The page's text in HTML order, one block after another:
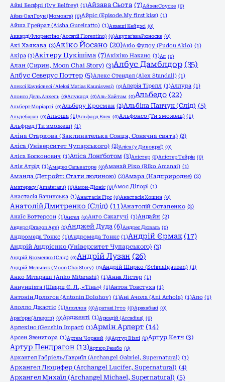
Айві Белфрі (Ivy Belfrey) (1)Айзава Сьота (7)Айзен Соуске (0)
Айнз Оал Гоун (Момонга) (0)Айріс (Episode.My first kiss) (1)
Айша Грейрат (Aisha Gureiratto) (1)Акааші Кейджі (0)
Аккарді Флорентіно (Accardi Florentino) (0)Акутаґава Рюноске (0)
Акі Хаякава (2)Акіко Йосано (20)Акіо Фудоу (Fudou Akio) (1)
Акіра (1)Акітеру Цукішіма (7)Акіхіко Накано (1)Ал (0)
Алан (Сирин, Moon Chai Story) (3)Албус Дамблдор (35)
Албус Северус Поттер (5)Алекс Стендел (Alex Standall) (1)
Алексі Каунісвесі (Aleksi Matias Kaunisvesi) (0)Алерія Тірелл (1)Аллура (1)
Алонсо Дель Анхель (0)Алукард (0)Аль-Хайтам (0)Альбедо (22)
Альберт Моріарті (0)Альберу Кросман (2)Альбіна Панчук (Слід) (5)
Альдебаран (0)Альоша (1)Альфард Блек (0)Альфонсо (Ти зможеш) (1)
Альфред (Ти зможеш) (1)
Аліна Старкова (Заклинателька Сонця, Сонячна свята) (2)
Аліса (Університет Чупарського) (2)Аліса (у Дивокраї) (0)
Аліса Босконович (1)Аліса Лонґботом (3)Алістер (0)Алістер Тейрін (0)
Алія Атрід (1)Амадео Сальваторе (0)Аманай Ріко (Riko Amanai) (1)
Аманда (Детройт: Стати людиною) (2)Амара (Надприродне) (2)
Аматерасу (Amaterasu) (0)Амон-Діоніс (0)Амос Діґорі (1)
Анастасія Бачинська (1)Анастасія Гірс (0)Анастасія Хошин (0)
Анатолій Дмитренко (Слід) (11)Анатолій Остапенко (2)
Анаїс Воттерсон (1)Ангел (0)Анго Сакагучі (1)Андайн (2)
Андерс (Dragon Age) (0)Анджей Дуда (6)Андрес Дюваль (0)
Андромеда Тонкс (1)Андромеда Тонкс (1)Андрій Єрмак (17)
Андрій Андрієнко (Університет Чупарського) (3)
Андрій Броменко (Слід) (0)Андрій Лузан (26)
Андрій Мельник (Moon Chai Story) (0)Андрій Ширко (Schmalgauzen) (1)
Анко Мітараші (Anko Mitarashi) (1)Анна Лістер (1)
Аннунціата (Шварц Є. Л., «Тінь») (1)Антон Товстуха (1)
Антонін Дологов (Antonin Dolohov) (1)Ані Ачола (Ani Achola) (1)Апо (1)
Аполло Джастіс (1)Аполлон (0)Аратакі Ітто (0)Арахабакі (0)
Араґорн (Aragorn) (0)Ардженті (1)Аркадій (Arcadius) (0)
Арлекіно (Genshin Impact) (1)Армін Арлерт (14)
Арсен Звенигора (1)Артем Чорний (0)Артур Візлі (0)Артур Кетч (3)
Артур Пендрагон (13)Артюр Рембо (0)
Архангел Габріель/Гавриїл (Archangel Gabriel, Supernatural) (1)
Архангел Люцифер (Archangel Lucifer, Supernatural) (4)
Архангел Михаїл (Archangel Michael, Supernatural) (5)